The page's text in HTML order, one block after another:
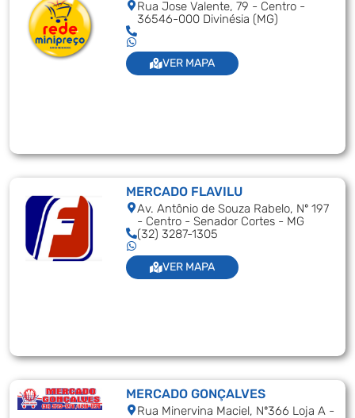
Rua Jose Valente, 79 - Centro -
36546-000 Divinésia (MG)
VER MAPA
MERCADO FLAVILU
Av. Antônio de Souza Rabelo, Nº 197
- Centro - Senador Cortes - MG
(32) 3287-1305
VER MAPA
MERCADO GONÇALVES
Rua Minervina Maciel, Nº366 Loja A -